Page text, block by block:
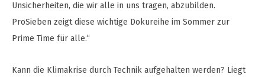
Unsicherheiten, die wir alle in uns tragen, abzubilden.
ProSieben zeigt diese wichtige Dokureihe im Sommer zur
Prime Time für alle.“
Kann die Klimakrise durch Technik aufgehalten werden? Liegt